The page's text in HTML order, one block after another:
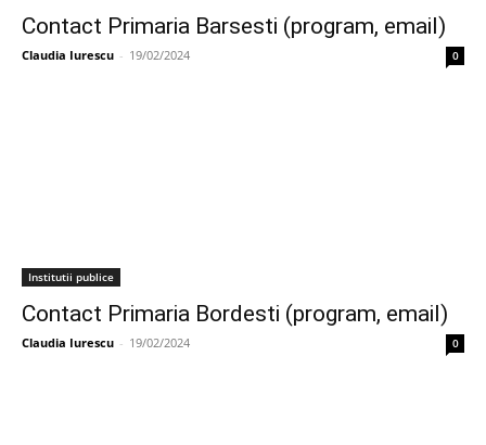
Contact Primaria Barsesti (program, email)
Claudia Iurescu - 19/02/2024 0
Institutii publice
Contact Primaria Bordesti (program, email)
Claudia Iurescu - 19/02/2024 0